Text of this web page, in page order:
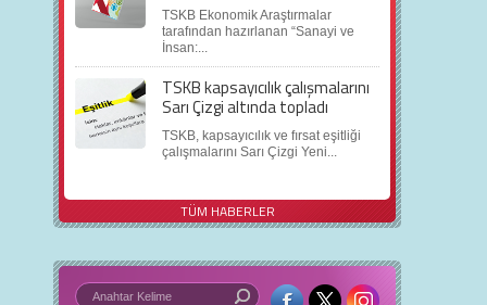
TSKB Ekonomik Araştırmalar
tarafından hazırlanan “Sanayi ve
İnsan:...
TSKB kapsayıcılık çalışmalarını
Sarı Çizgi altında topladı
TSKB, kapsayıcılık ve fırsat eşitliği
çalışmalarını Sarı Çizgi Yeni...
TÜM HABERLER